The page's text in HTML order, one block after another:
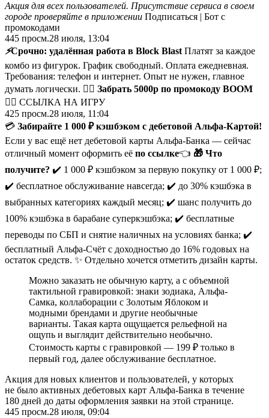
Акция для всех пользователей. Присутствие сервиса в своем
городе проверяйте в приложении Подписаться | Бот с
промокодами
445 просм.28 июля, 13:04
⚡️Срочно: удалённая работа в Block Blast Платят за каждое
комбо из фигурок. График свободный. Оплата ежедневная.
Требования: телефон и интернет. Опыт не нужен, главное
думать логически. 👉🏻 Забрать 5000р по промокоду BOOM
👉🏻 ССЫЛКА НА ИГРУ
425 просм.28 июля, 11:04
💳 Забирайте 1 000 ₽ кэшбэком с дебетовой Альфа-Картой!
Если у вас ещё нет дебетовой карты Альфа-Банка — сейчас
отличный момент оформить её по ссылке👈 🎁 Что
получите? ✔️ 1 000 ₽ кэшбэком за первую покупку от 1 000 ₽;
✔️ бесплатное обслуживание навсегда; ✔️ до 30% кэшбэка в
выбранных категориях каждый месяц; ✔️ шанс получить до
100% кэшбэка в барабане суперкэшбэка; ✔️ бесплатные
переводы по СБП и снятие наличных на условиях банка; ✔️
бесплатный Альфа-Счёт с доходностью до 16% годовых на
остаток средств. ✨ Отдельно хочется отметить дизайн карты.
Можно заказать не обычную карту, а с объемной
тактильной гравировкой: знаки зодиака, Альфа-
Самка, коллаборации с Золотым Яблоком и
модными брендами и другие необычные
варианты. Такая карта ощущается рельефной на
ощупь и выглядит действительно необычно.
Стоимость карты с гравировкой — 199 ₽ только в
первый год, далее обслуживание бесплатное.
Акция для новых клиентов и пользователей, у которых
не было активных дебетовых карт Альфа‑Банка в течение
180 дней до даты оформления заявки на этой странице.
445 просм.28 июля, 09:04